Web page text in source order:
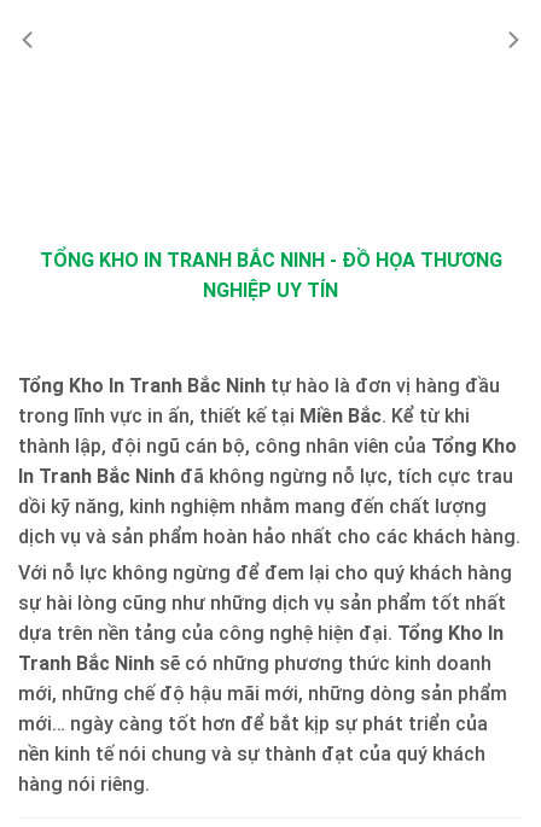
TỔNG KHO IN TRANH BẮC NINH - ĐỒ HỌA THƯƠNG
NGHIỆP UY TÍN
Tổng Kho In Tranh Bắc Ninh tự hào là đơn vị hàng đầu
trong lĩnh vực in ấn, thiết kế tại Miền Bắc. Kể từ khi
thành lập, đội ngũ cán bộ, công nhân viên của Tổng Kho
In Tranh Bắc Ninh đã không ngừng nỗ lực, tích cực trau
dồi kỹ năng, kinh nghiệm nhằm mang đến chất lượng
dịch vụ và sản phẩm hoàn hảo nhất cho các khách hàng.
Với nỗ lực không ngừng để đem lại cho quý khách hàng
sự hài lòng cũng như những dịch vụ sản phẩm tốt nhất
dựa trên nền tảng của công nghệ hiện đại. Tổng Kho In
Tranh Bắc Ninh sẽ có những phương thức kinh doanh
mới, những chế độ hậu mãi mới, những dòng sản phẩm
mới… ngày càng tốt hơn để bắt kịp sự phát triển của
nền kinh tế nói chung và sự thành đạt của quý khách
hàng nói riêng.